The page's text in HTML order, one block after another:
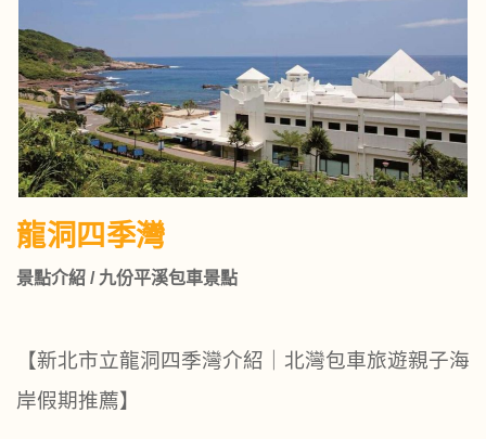
龍洞四季灣
景點介紹 / 九份平溪包車景點
【新北市立龍洞四季灣介紹｜北灣包車旅遊親子海
岸假期推薦】